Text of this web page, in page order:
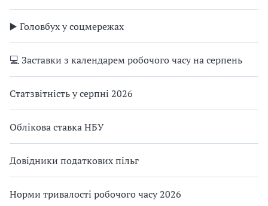
▶️ Головбух у соцмережах
💻 Заставки з календарем робочого часу на серпень
Статзвітність у серпні 2026
Облікова ставка НБУ
Довідники податкових пільг
Норми тривалості робочого часу 2026